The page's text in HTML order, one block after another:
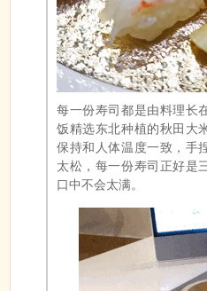
每一份寿司都是由料理长
饭精选东北种植的秋田大
保持和人体温度一致，手
太松，每一份寿司正好是
口中不会太满。